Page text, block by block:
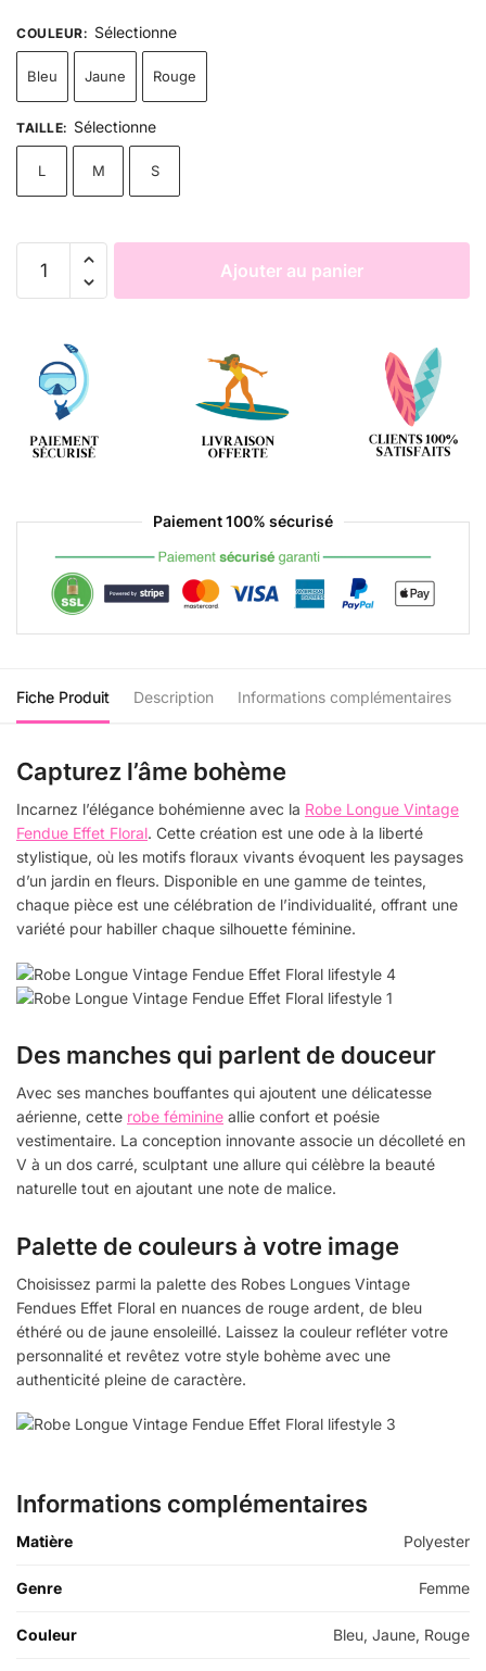
COULEUR: Sélectionne
Bleu Jaune Rouge
TAILLE: Sélectionne
L M S
Ajouter au panier
Paiement 100% sécurisé
Fiche Produit Description Informations complémentaires
Capturez l’âme bohème
Incarnez l’élégance bohémienne avec la Robe Longue Vintage
Fendue Effet Floral. Cette création est une ode à la liberté
stylistique, où les motifs floraux vivants évoquent les paysages
d’un jardin en fleurs. Disponible en une gamme de teintes,
chaque pièce est une célébration de l’individualité, offrant une
variété pour habiller chaque silhouette féminine.
Des manches qui parlent de douceur
Avec ses manches bouffantes qui ajoutent une délicatesse
aérienne, cette robe féminine allie confort et poésie
vestimentaire. La conception innovante associe un décolleté en
V à un dos carré, sculptant une allure qui célèbre la beauté
naturelle tout en ajoutant une note de malice.
Palette de couleurs à votre image
Choisissez parmi la palette des Robes Longues Vintage
Fendues Effet Floral en nuances de rouge ardent, de bleu
éthéré ou de jaune ensoleillé. Laissez la couleur refléter votre
personnalité et revêtez votre style bohème avec une
authenticité pleine de caractère.
Informations complémentaires
Matière Polyester
Genre Femme
Couleur Bleu, Jaune, Rouge